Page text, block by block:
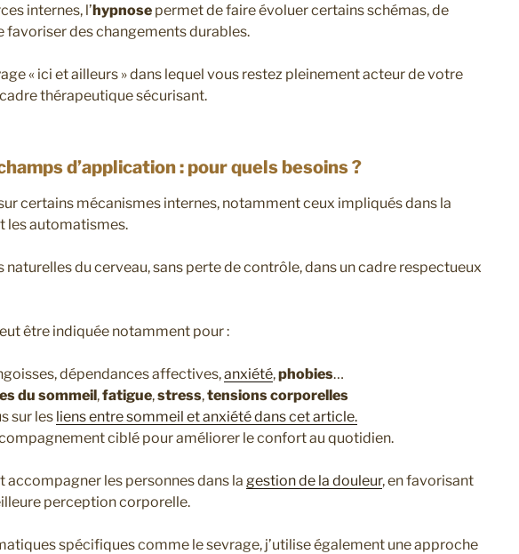
internes, l’hypnose permet de faire évoluer certains schémas, de
favoriser des changements durables.
« ici et ailleurs » dans lequel vous restez pleinement acteur de votre
thérapeutique sécurisant.
d’application : pour quels besoins ?
certains mécanismes internes, notamment ceux impliqués dans la
les automatismes.
du cerveau, sans perte de contrôle, dans un cadre respectueux
être indiquée notamment pour :
dépendances affectives,anxiété,phobies…
du sommeil,fatigue,stress,tensions corporelles
sur les liens entre sommeil et anxiété dans cet article.
ciblé pour améliorer le confort au quotidien.
accompagner les personnes dans la gestion de la douleur, en favorisant
perception corporelle.
spécifiques comme le sevrage, j’utilise également une approche